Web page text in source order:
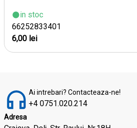
in stoc
66252833401
6,00 lei
Ai intrebari? Contacteaza-ne!
+4 0751.020.214
Adresa